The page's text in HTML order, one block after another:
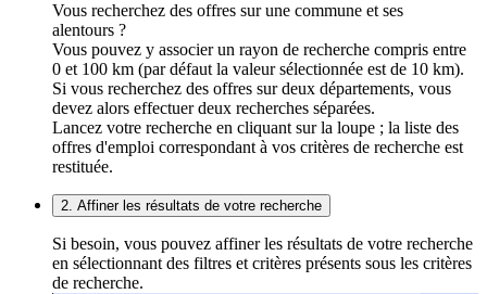
Vous recherchez des offres sur une commune et ses
alentours ?
Vous pouvez y associer un rayon de recherche compris entre
0 et 100 km (par défaut la valeur sélectionnée est de 10 km).
Si vous recherchez des offres sur deux départements, vous
devez alors effectuer deux recherches séparées.
Lancez votre recherche en cliquant sur la loupe ; la liste des
offres d'emploi correspondant à vos critères de recherche est
restituée.
2. Affiner les résultats de votre recherche
Si besoin, vous pouvez affiner les résultats de votre recherche
en sélectionnant des filtres et critères présents sous les critères
de recherche.